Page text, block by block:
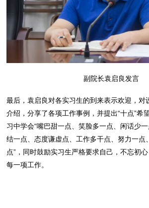
副院长袁启良发言
最后，袁启良对各实习生的到来表示欢迎，对
介绍，分享了各项工作事例，并提出“十点”希
习中学会“嘴巴甜一点、笑脸多一点、闲话少
结一点、态度谦虚点、工作多干点、努力一点
点”，同时鼓励实习生严格要求自己，不忘初
每一项工作。